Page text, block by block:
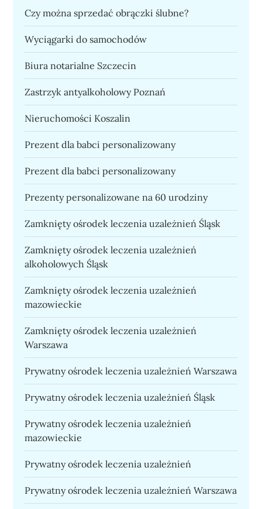
Czy można sprzedać obrączki ślubne?
Wyciągarki do samochodów
Biura notarialne Szczecin
Zastrzyk antyalkoholowy Poznań
Nieruchomości Koszalin
Prezent dla babci personalizowany
Prezent dla babci personalizowany
Prezenty personalizowane na 60 urodziny
Zamknięty ośrodek leczenia uzależnień Śląsk
Zamknięty ośrodek leczenia uzależnień
alkoholowych Śląsk
Zamknięty ośrodek leczenia uzależnień
mazowieckie
Zamknięty ośrodek leczenia uzależnień
Warszawa
Prywatny ośrodek leczenia uzależnień Warszawa
Prywatny ośrodek leczenia uzależnień Śląsk
Prywatny ośrodek leczenia uzależnień
mazowieckie
Prywatny ośrodek leczenia uzależnień
Prywatny ośrodek leczenia uzależnień Warszawa